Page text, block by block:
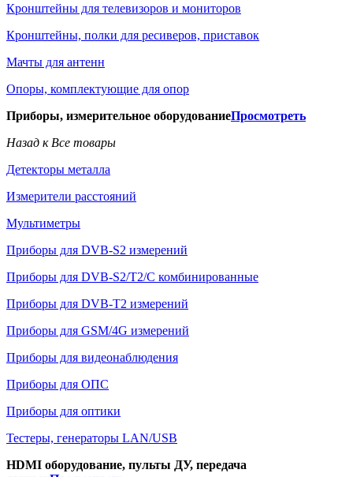
Кронштейны для телевизоров и мониторов
Кронштейны, полки для ресиверов, приставок
Мачты для антенн
Опоры, комплектующие для опор
Приборы, измерительное оборудованиеПросмотреть
Назад к Все товары
Детекторы металла
Измерители расстояний
Мультиметры
Приборы для DVB-S2 измерений
Приборы для DVB-S2/T2/C комбинированные
Приборы для DVB-T2 измерений
Приборы для GSM/4G измерений
Приборы для видеонаблюдения
Приборы для ОПС
Приборы для оптики
Тестеры, генераторы LAN/USB
HDMI оборудование, пульты ДУ, передача